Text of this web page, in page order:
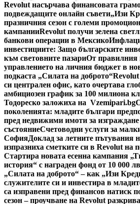
Revolut насърчава финансовата
подвеждащите онлайн съвети„Изи
празничния сезон с големи
кампанииRevolut получи зелена
банкови операции в Мексико
инвестициите: Защо българските
към световните пазариОт правилния
управлението на личния бюджет в
подкаста „Силата на доброто“Revolut
си централен офис, като очертава
амбициозен график за 100 милиона
Тодореско заложиха на Vzemipari.bg
поколенията: младите българи
пред недвижими имоти за изграждане
състояниеСчетоводни услуги за
СофияДоклад за летните пътувания
изпразниха сметките си в Revolut на
Стартира новата есенна кампания
история“ с награден фонд от 10 000 лв
„Силата на доброто“ – как „Изи
служителите си и инвестира в
са изправени пред финансов натиск
сезон – проучване на Revolut